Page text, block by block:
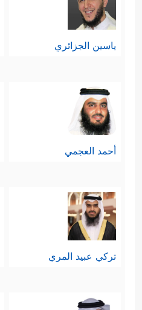
ياسين الجزائري
أحمد العجمي
تركي عبيد المري